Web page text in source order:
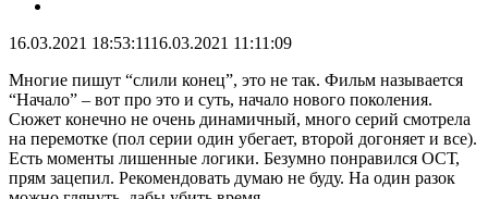
16.03.2021 18:53:1116.03.2021 11:11:09
Многие пишут “слили конец”, это не так. Фильм называется
“Начало” – вот про это и суть, начало нового поколения.
Сюжет конечно не очень динамичный, много серий смотрела
на перемотке (пол серии один убегает, второй догоняет и все).
Есть моменты лишенные логики. Безумно понравился ОСТ,
прям зацепил. Рекомендовать думаю не буду. На один разок